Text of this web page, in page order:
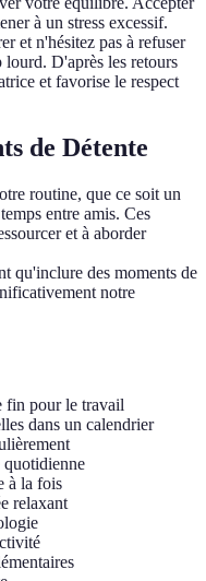
à un stress excessif.
et n'hésitez pas à refuser
D'après les retours
et favorise le respect
de Détente
routine, que ce soit un
entre amis. Ces
et à aborder
qu'inclure des moments de
notre
fin pour le travail
dans un calendrier
à la fois
relaxant